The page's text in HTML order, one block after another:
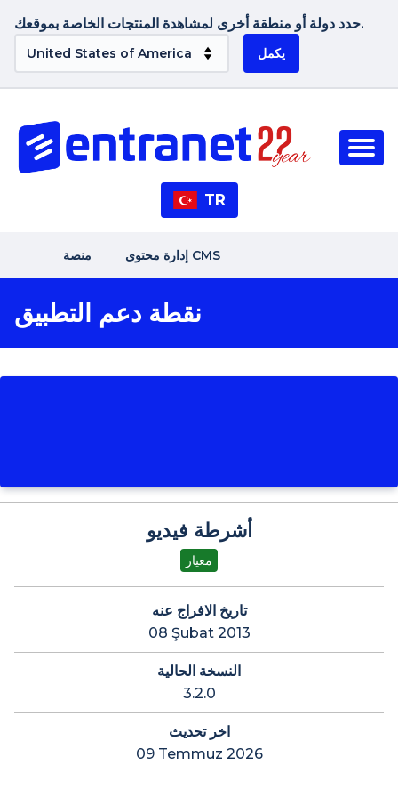
حدد دولة أو منطقة أخرى لمشاهدة المنتجات الخاصة بموقعك.
يكمل
TR
منصة إدارة محتوى CMS
نقطة دعم التطبيق
أشرطة فيديو
معيار
تاريخ الافراج عنه
08 Şubat 2013
النسخة الحالية
3.2.0
اخر تحديث
09 Temmuz 2026